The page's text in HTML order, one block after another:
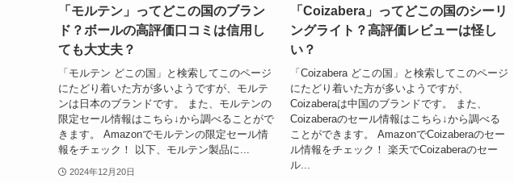
「モルテン」ってどこの国のブラン
ド？ボールの高評価口コミは信用し
ても大丈夫？
「モルテン どこの国」と検索してこのページ
にたどり着いた方が多いようですが、モルテ
ンは日本のブランドです。 また、モルテンの
限定セール情報はこちら↓から調べることがで
きます。 Amazonでモルテンの限定セール情
報をチェック！ 以下、モルテン製品に...
2024年12月20日
「Coizabera」ってどこの国のシーリ
ングライト？高評価レビューは怪し
い？
「Coizabera どこの国」と検索してこのページ
にたどり着いた方が多いようですが、
Coizaberaは中国のブランドです。 また、
Coizaberaのセール情報はこちら↓から調べる
ことができます。 AmazonでCoizaberaのセー
ル情報をチェック！ 楽天でCoizaberaのセー
ル...